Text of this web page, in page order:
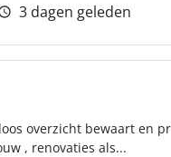
3 dagen geleden
overzicht bewaart en
, renovaties als...